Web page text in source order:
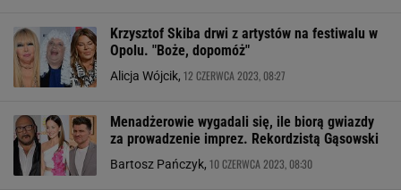
Krzysztof Skiba drwi z artystów na festiwalu w
Opolu. "Boże, dopomóż"
Alicja Wójcik, 12 CZERWCA 2023, 08:27
Menadżerowie wygadali się, ile biorą gwiazdy
za prowadzenie imprez. Rekordzistą Gąsowski
Bartosz Pańczyk, 10 CZERWCA 2023, 08:30